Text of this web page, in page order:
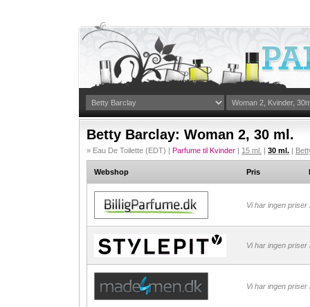
Betty Barclay: Woman 2, 30 ml.
» Eau De Toilette (EDT) | Parfume til Kvinder | 15 ml. | 30 ml. |
Webshop Pris
Vi har ingen
Vi har ingen
Vi har ingen